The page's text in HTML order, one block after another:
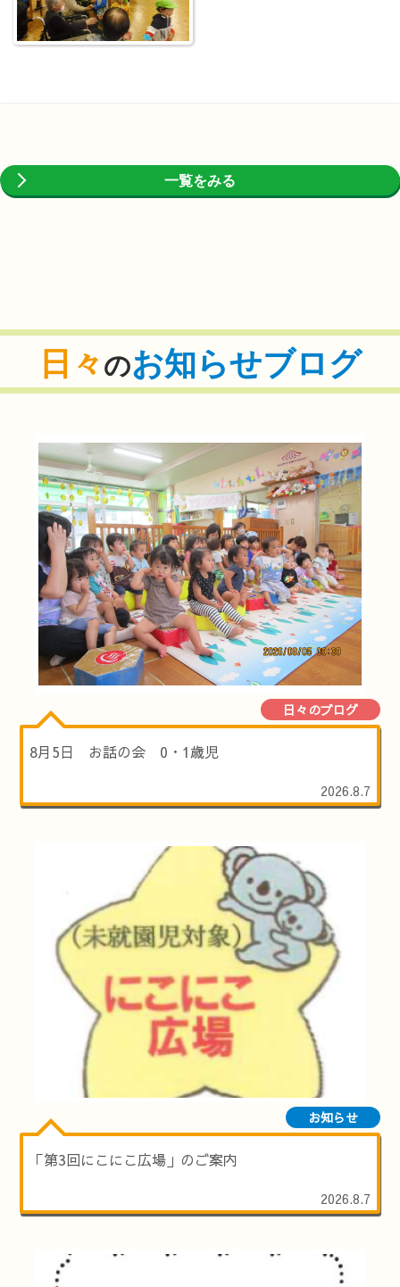
一覧をみる
日々 のお知らせブログ
日々のブログ
8月5日 お話の会 0・1歳児
2026.8.7
お知らせ
「第3回にこにこ広場」のご案内
2026.8.7